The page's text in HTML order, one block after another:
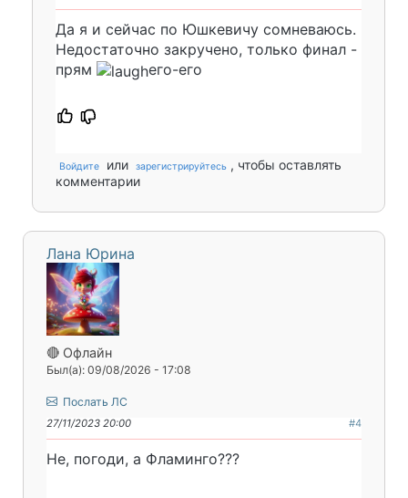
Да я и сейчас по Юшкевичу сомневаюсь.
Недостаточно закручено, только финал -
прям
его-его
Войдите или зарегистрируйтесь , чтобы оставлять
комментарии
Лана Юрина
🔴 Офлайн
Был(а): 09/08/2026 - 17:08
Послать ЛС
27/11/2023 20:00 #4
Не, погоди, а Фламинго???